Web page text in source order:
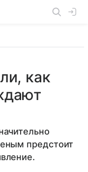
как
предстоит